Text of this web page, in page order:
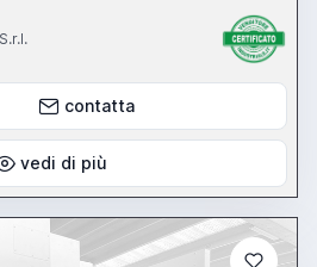
contatta
vedi di più